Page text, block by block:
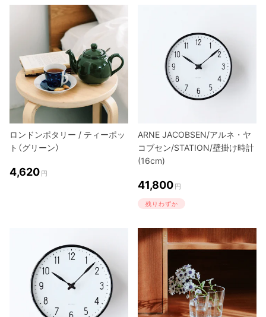
ロンドンポタリー / ティーポッ
ト（グリーン）
4,620 円
ARNE JACOBSEN/アルネ・ヤ
コブセン/STATION/壁掛け時計
(16cm)
41,800 円
残りわずか